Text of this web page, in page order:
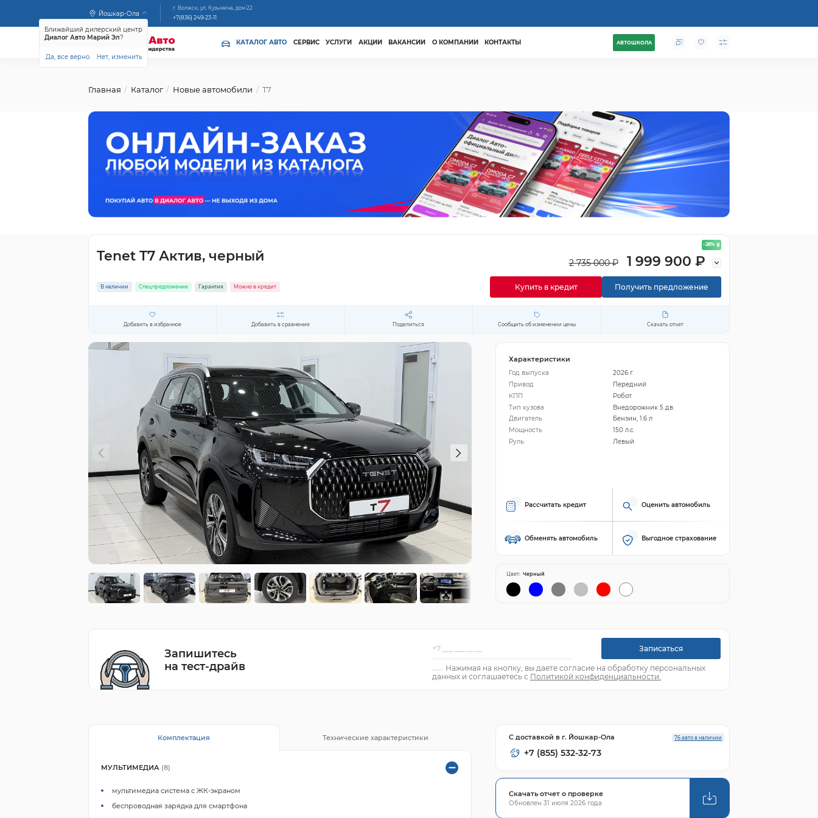
Йошкар-Ола
Ближайший дилерский центр
Диалог Авто Марий Эл?
Да, все верно Нет, изменить
г. Волжск, ул. Кузьмина, дом 22
+7(836) 249-23-11
КАТАЛОГ АВТО СЕРВИС УСЛУГИ АКЦИИ ВАКАНСИИ О КОМПАНИИ КОНТАКТЫ АВТОШКОЛА
Главная Каталог Новые автомобили T7
Tenet T7 Актив, черный
- 26%
2 735 000 ₽ 1 999 900 ₽
В наличии Спецпредложение Гарантия Можно в кредит Купить в кредит Получить предложение
Добавить в избранное Добавить в сравнение Поделиться Сообщить об изменении цены Скачать отчет
Характеристики
Год выпуска
2026 г.
Привод
Передний
КПП
Робот
Тип кузова
Внедорожник 5 дв.
Двигатель
Бензин, 1.6 л
Мощность
150 л.с.
Руль
Левый
Рассчитать кредит Оценить автомобиль
Обменять автомобиль Выгодное страхование
Цвет: Черный
Запишитесь
на тест-драйв
Записаться
Нажимая на кнопку, вы даете согласие на обработку персональных
данных и соглашаетесь с Политикой конфиденциальности.
Комплектация Технические характеристики
МУЛЬТИМЕДИА (8)
мультимедиа система с ЖК-экраном
беспроводная зарядка для смартфона
76 авто в наличии
С доставкой в г. Йошкар-Ола
+7 (855) 532-32-73
Скачать отчет о проверке
Обновлен 31 июля 2026 года